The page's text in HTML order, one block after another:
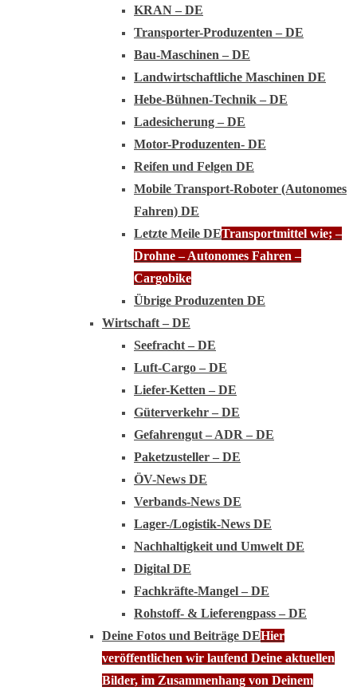
KRAN – DE
Transporter-Produzenten – DE
Bau-Maschinen – DE
Landwirtschaftliche Maschinen DE
Hebe-Bühnen-Technik – DE
Ladesicherung – DE
Motor-Produzenten- DE
Reifen und Felgen DE
Mobile Transport-Roboter (Autonomes
Fahren) DE
Letzte Meile DETransportmittel wie; –
Drohne – Autonomes Fahren –
Cargobike
Übrige Produzenten DE
Wirtschaft – DE
Seefracht – DE
Luft-Cargo – DE
Liefer-Ketten – DE
Güterverkehr – DE
Gefahrengut – ADR – DE
Paketzusteller – DE
ÖV-News DE
Verbands-News DE
Lager-/Logistik-News DE
Nachhaltigkeit und Umwelt DE
Digital DE
Fachkräfte-Mangel – DE
Rohstoff- & Lieferengpass – DE
Deine Fotos und Beiträge DEHier
veröffentlichen wir laufend Deine aktuellen
Bilder, im Zusammenhang von Deinem